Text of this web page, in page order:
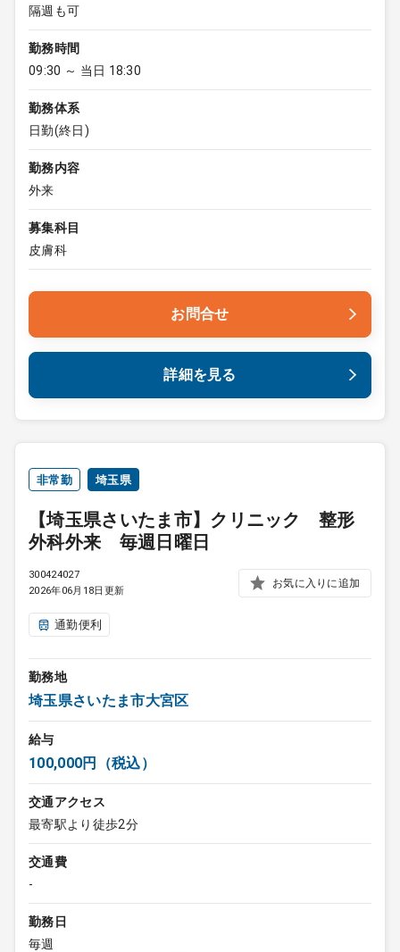
隔週も可
勤務時間
09:30 ～ 当日 18:30
勤務体系
日勤(終日)
勤務内容
外来
募集科目
皮膚科
お問合せ
詳細を見る
非常勤 埼玉県
【埼玉県さいたま市】クリニック 整形
外科外来 毎週日曜日
300424027
2026年06月18日更新
お気に入りに追加
通勤便利
勤務地
埼玉県さいたま市大宮区
給与
100,000円（税込）
交通アクセス
最寄駅より徒歩2分
交通費
-
勤務日
毎週